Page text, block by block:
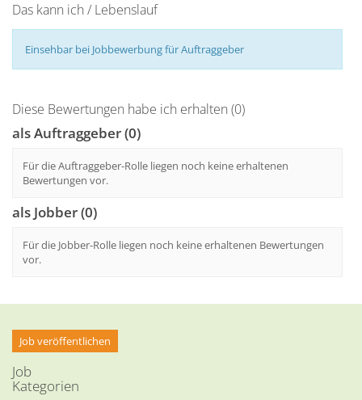
Das kann ich / Lebenslauf
Einsehbar bei Jobbewerbung für Auftraggeber
Diese Bewertungen habe ich erhalten (0)
als Auftraggeber (0)
Für die Auftraggeber-Rolle liegen noch keine erhaltenen
Bewertungen vor.
als Jobber (0)
Für die Jobber-Rolle liegen noch keine erhaltenen Bewertungen
vor.
Job veröffentlichen
Job
Kategorien